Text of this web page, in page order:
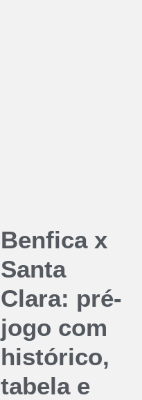
Benfica x
Santa
Clara: pré-
jogo com
histórico,
tabela e